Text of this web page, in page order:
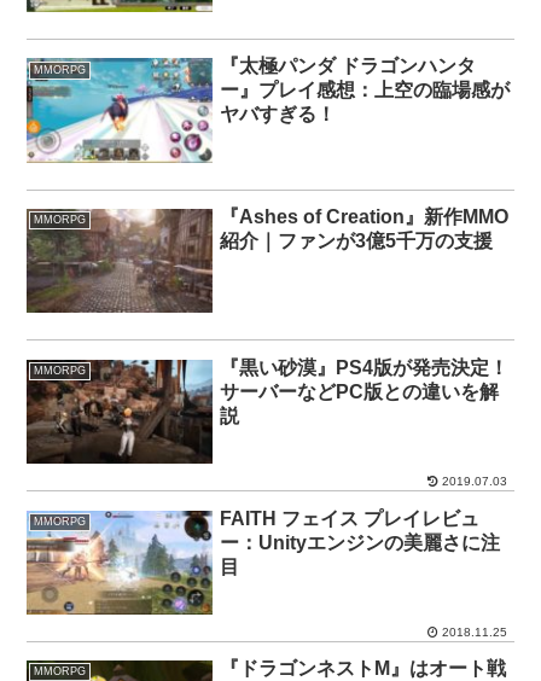
MMORPG
『太極パンダ ドラゴンハンタ
ー』プレイ感想：上空の臨場感が
ヤバすぎる！
MMORPG
『Ashes of Creation』新作MMO
紹介｜ファンが3億5千万の支援
MMORPG
『黒い砂漠』PS4版が発売決定！
サーバーなどPC版との違いを解
説
2019.07.03
MMORPG
FAITH フェイス プレイレビュ
ー：Unityエンジンの美麗さに注
目
2018.11.25
MMORPG
『ドラゴンネストM』はオート戦